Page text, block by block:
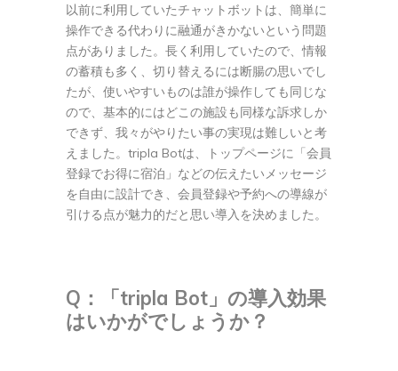
以前に利用していたチャットボットは、簡単に
操作できる代わりに融通がきかないという問題
点がありました。長く利用していたので、情報
の蓄積も多く、切り替えるには断腸の思いでし
たが、使いやすいものは誰が操作しても同じな
ので、基本的にはどこの施設も同様な訴求しか
できず、我々がやりたい事の実現は難しいと考
えました。tripla Botは、トップページに「会員
登録でお得に宿泊」などの伝えたいメッセージ
を自由に設計でき、会員登録や予約への導線が
引ける点が魅力的だと思い導入を決めました。
Q：「tripla Bot」の導入効果
はいかがでしょうか？